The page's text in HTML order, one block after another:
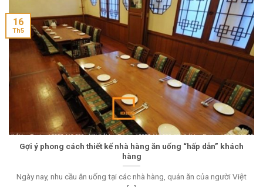
Gợi ý phong cách thiết kế nhà hàng ăn uống “hấp dẫn” khách
hàng
Ngày nay, nhu cầu ăn uống tại các nhà hàng, quán ăn của người Việt
16
Th5